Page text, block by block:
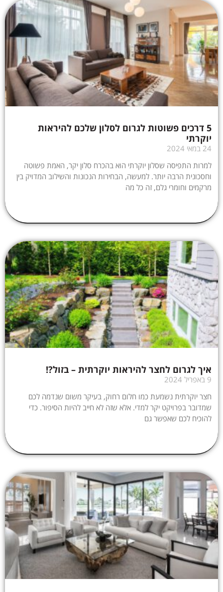
5 דרכים פשוטות לגרום לסלון שלכם להיראות
יוקרתי
24 במאי 2024
למרות התפיסה שסלון יוקרתי הוא בהכרח סלון יקר, האמת פשוטה
וחסכונית הרבה יותר. למעשה, הבחירות הנכונות והשילוב המדויק בין
מרקמים וחומרי גלם, זה כל מה
איך לגרום לחצר להיראות יוקרתית – בזול?!
9 באפריל 2024
חצר יוקרתית נשמעת כמו חלום רחוק, בעיקר משום שנדמה לכם
שמדובר בפרויקט יקר למדי. אלא שזה לא חייב להיות הסיפור. כדי
להוכיח לכם שאפשר גם